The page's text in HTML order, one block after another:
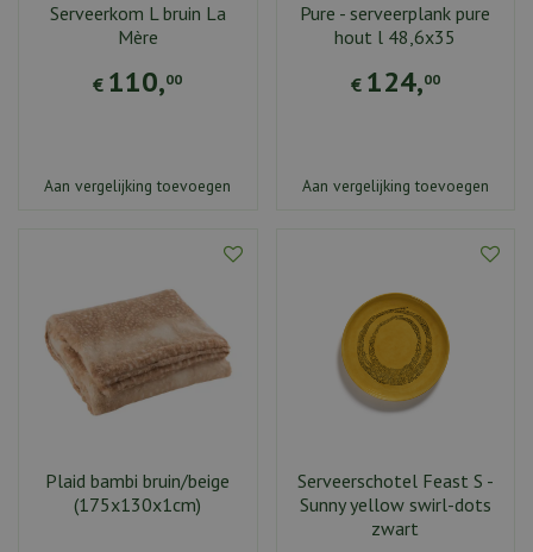
Serveerkom L bruin La
Mère
€ 110,00
Aan vergelijking toevoegen
Pure - serveerplank pure
hout l 48,6x35
€ 124,00
Aan vergelijking toevoegen
Plaid bambi bruin/beige
(175x130x1cm)
Serveerschotel Feast S -
Sunny yellow swirl-dots
zwart